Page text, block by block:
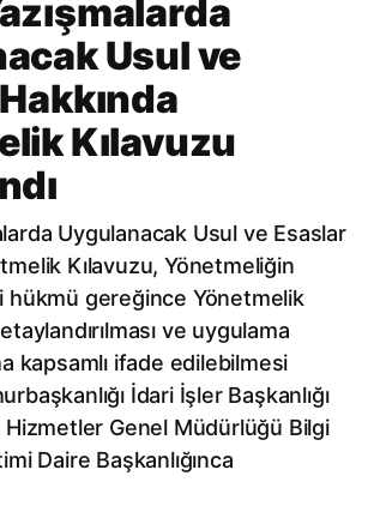
Usul ve
Kılavuzu
Uygulanacak Usul ve Esaslar
Kılavuzu, Yönetmeliğin
hükmü gereğince Yönetmelik
ve uygulama
kapsamlı ifade edilebilmesi
İdari İşler Başkanlığı
Genel Müdürlüğü Bilgi
Daire Başkanlığınca